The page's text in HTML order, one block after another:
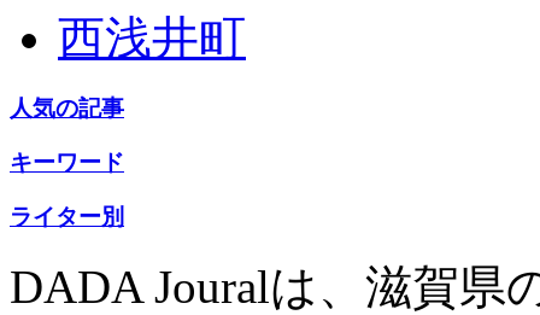
西浅井町
人気の記事
キーワード
ライター別
DADA Jouralは、滋賀県